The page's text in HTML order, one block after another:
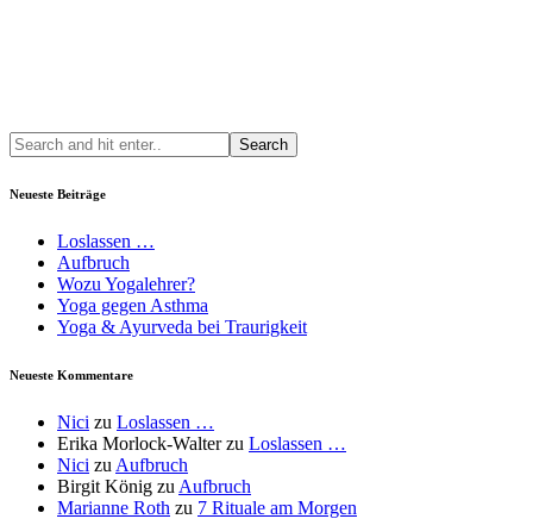
Neueste Beiträge
Loslassen …
Aufbruch
Wozu Yogalehrer?
Yoga gegen Asthma
Yoga & Ayurveda bei Traurigkeit
Neueste Kommentare
Nici zu Loslassen …
Erika Morlock-Walterzu Loslassen …
Nici zu Aufbruch
Birgit König zu Aufbruch
Marianne Roth zu 7 Rituale am Morgen